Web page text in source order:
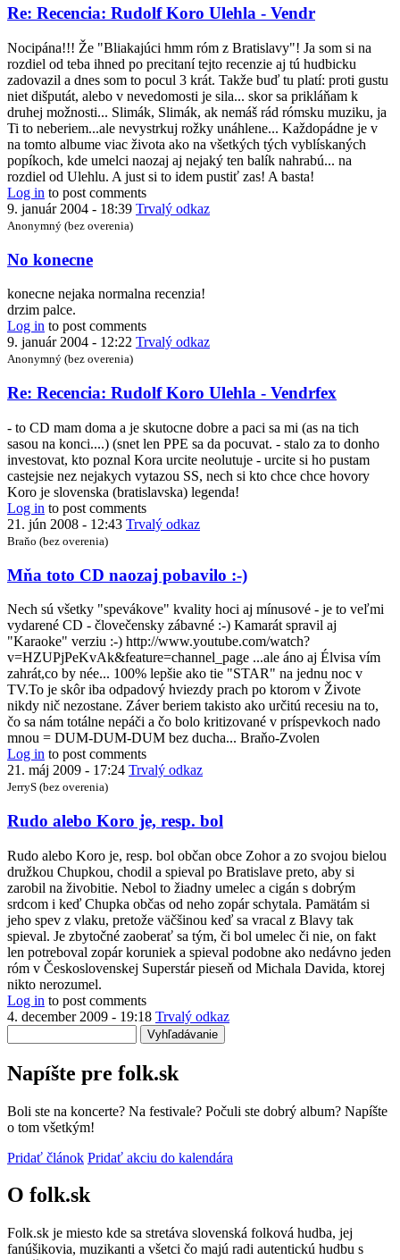
In
reply
to
Re:
Recencia:
Rudolf
Koro
Ulehla
-
Vendr
by
slimak
Re: Recencia: Rudolf Koro Ulehla - Vendr
Nocipána!!! Že "Bliakajúci hmm róm z Bratislavy"! Ja som si na
rozdiel od teba ihned po precitaní tejto recenzie aj tú hudbicku
zadovazil a dnes som to pocul 3 krát. Takže buď tu platí: proti gustu
niet dišputát, alebo v nevedomosti je sila... skor sa prikláňam k
druhej možnosti... Slimák, Slimák, ak nemáš rád rómsku muziku, ja
Ti to neberiem...ale nevystrkuj rožky unáhlene... Každopádne je v
na tomto albume viac života ako na všetkých tých vyblískaných
popíkoch, kde umelci naozaj aj nejaký ten balík nahrabú... na
rozdiel od Ulehlu. A just si to idem pustiť zas! A basta!
Log in to post comments
9. január 2004 - 18:39 Trvalý odkaz
Anonymný (bez overenia)
No konecne
konecne nejaka normalna recenzia!
drzim palce.
Log in to post comments
9. január 2004 - 12:22 Trvalý odkaz
Anonymný (bez overenia)
Re: Recencia: Rudolf Koro Ulehla - Vendrfex
- to CD mam doma a je skutocne dobre a paci sa mi (as na tich
sasou na konci....) (snet len PPE sa da pocuvat. - stalo za to donho
investovat, kto poznal Kora urcite neolutuje - urcite si ho pustam
castejsie nez nejakych vytazou SS, nech si kto chce chce hovory
Koro je slovenska (bratislavska) legenda!
Log in to post comments
21. jún 2008 - 12:43 Trvalý odkaz
Braňo (bez overenia)
Mňa toto CD naozaj pobavilo :-)
Nech sú všetky "spevákove" kvality hoci aj mínusové - je to veľmi
vydarené CD - človečensky zábavné :-) Kamarát spravil aj
"Karaoke" verziu :-) http://www.youtube.com/watch?
v=HZUPjPeKvAk&feature=channel_page ...ale áno aj Élvisa vím
zahrát,co by née... 100% lepšie ako tie "STAR" na jednu noc v
TV.To je skôr iba odpadový hviezdy prach po ktorom v Živote
nikdy nič nezostane. Záver beriem takisto ako určitú recesiu na to,
čo sa nám totálne nepáči a čo bolo kritizované v príspevkoch nado
mnou = DUM-DUM-DUM bez ducha... Braňo-Zvolen
Log in to post comments
21. máj 2009 - 17:24 Trvalý odkaz
JerryS (bez overenia)
Rudo alebo Koro je, resp. bol
Rudo alebo Koro je, resp. bol občan obce Zohor a zo svojou bielou
družkou Chupkou, chodil a spieval po Bratislave preto, aby si
zarobil na živobitie. Nebol to žiadny umelec a cigán s dobrým
srdcom i keď Chupka občas od neho zopár schytala. Pamätám si
jeho spev z vlaku, pretože väčšinou keď sa vracal z Blavy tak
spieval. Je zbytočné zaoberať sa tým, či bol umelec či nie, on fakt
len potreboval zopár koruniek a spieval podobne ako nedávno jeden
róm v Československej Superstár pieseň od Michala Davida, ktorej
nikto nerozumel.
Log in to post comments
4. december 2009 - 19:18 Trvalý odkaz
Napíšte pre folk.sk
Boli ste na koncerte? Na festivale? Počuli ste dobrý album? Napíšte
o tom všetkým!
Pridať článok Pridať akciu do kalendára
O folk.sk
Folk.sk je miesto kde sa stretáva slovenská folková hudba, jej
fanúšikovia, muzikanti a všetci čo majú radi autentickú hudbu s